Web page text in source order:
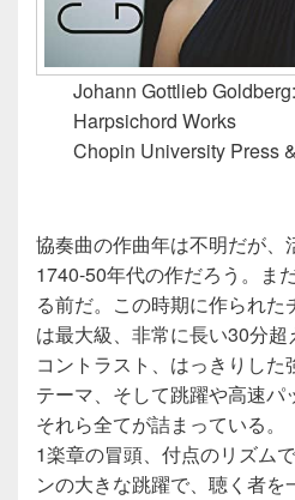
Johann Gottlieb
Harpsichord Works
Chopin University Press
協奏曲の作曲年は不明だが、
1740-50年代の作だろう。ま
る前だ。この時期に作られた
は最大級、非常に長い30分
コントラスト、はっきりし
テーマ、そして跳躍や高速パ
それら全てが詰まっている。
1楽章の冒頭、付点のリズム
ンの大きな跳躍で、聴く者